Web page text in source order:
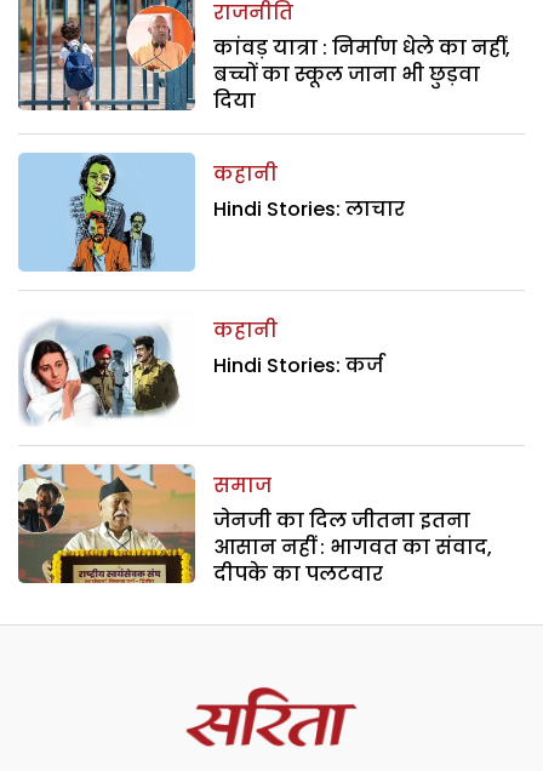
राजनीति
कांवड़ यात्रा : निर्माण धेले का नहीं,
बच्चों का स्कूल जाना भी छुड़वा
दिया
कहानी
Hindi Stories: लाचार
कहानी
Hindi Stories: कर्ज
समाज
जेनजी का दिल जीतना इतना
आसान नहीं : भागवत का संवाद,
दीपके का पलटवार